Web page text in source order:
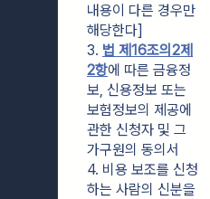
내용이 다른 경우만
해당한다]
3. 법 제16조의2제
2항에 따른 금융정
보, 신용정보 또는
보험정보의 제공에
관한 신청자 및 그
가구원의 동의서
4. 비용 보조를 신청
하는 사람의 신분을